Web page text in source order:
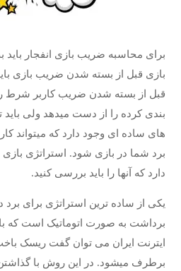
برای محاسبه ضریب بازی انفجار باید
بازی قبل از بسته شدن ضریب بازی
قبل از بسته شدن ضریب کاربر شرط
بندی کرده را از دست میدهد ولی باید
های ساده ای وجود دارد که میتواند
برد شما در بازی شود. استراتژی
دارد که آنها را باید بررسی کنید.
یکی از ساده ترین استراتژی برای برد
برداشت به صورت اتوماتیک است که
ایترنت ایران می توان گفت ریسک
برطرف میشود. در این روش با